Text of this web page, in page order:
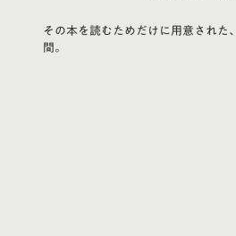
その本を読むためだけに用意された
間。